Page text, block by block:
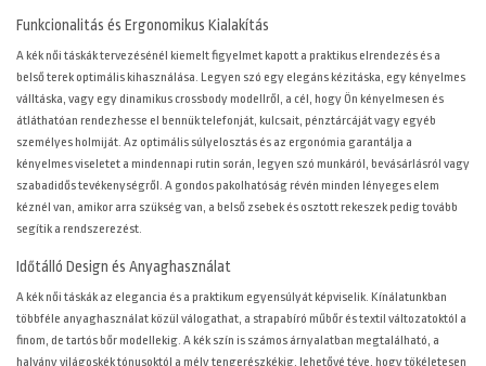
Funkcionalitás és Ergonomikus Kialakítás
A kék női táskák tervezésénél kiemelt figyelmet kapott a praktikus elrendezés és a
belső terek optimális kihasználása. Legyen szó egy elegáns kézitáska, egy kényelmes
válltáska, vagy egy dinamikus crossbody modellről, a cél, hogy Ön kényelmesen és
átláthatóan rendezhesse el bennük telefonját, kulcsait, pénztárcáját vagy egyéb
személyes holmiját. Az optimális súlyelosztás és az ergonómia garantálja a
kényelmes viseletet a mindennapi rutin során, legyen szó munkáról, bevásárlásról vagy
szabadidős tevékenységről. A gondos pakolhatóság révén minden lényeges elem
kéznél van, amikor arra szükség van, a belső zsebek és osztott rekeszek pedig tovább
segítik a rendszerezést.
Időtálló Design és Anyaghasználat
A kék női táskák az elegancia és a praktikum egyensúlyát képviselik. Kínálatunkban
többféle anyaghasználat közül válogathat, a strapabíró műbőr és textil változatoktól a
finom, de tartós bőr modellekig. A kék szín is számos árnyalatban megtalálható, a
halvány világoskék tónusoktól a mély tengerészkékig, lehetővé téve, hogy tökéletesen